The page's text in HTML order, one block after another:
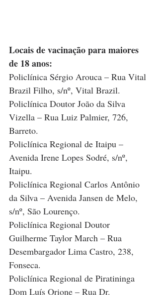
Locais de vacinação para maiores
de 18 anos:
Policlínica Sérgio Arouca – Rua Vital
Brazil Filho, s/nº, Vital Brazil.
Policlínica Doutor João da Silva
Vizella – Rua Luiz Palmier, 726,
Barreto.
Policlínica Regional de Itaipu –
Avenida Irene Lopes Sodré, s/nº,
Itaipu.
Policlínica Regional Carlos Antônio
da Silva – Avenida Jansen de Melo,
s/nº, São Lourenço.
Policlínica Regional Doutor
Guilherme Taylor March – Rua
Desembargador Lima Castro, 238,
Fonseca.
Policlínica Regional de Piratininga
Dom Luís Orione – Rua Dr.